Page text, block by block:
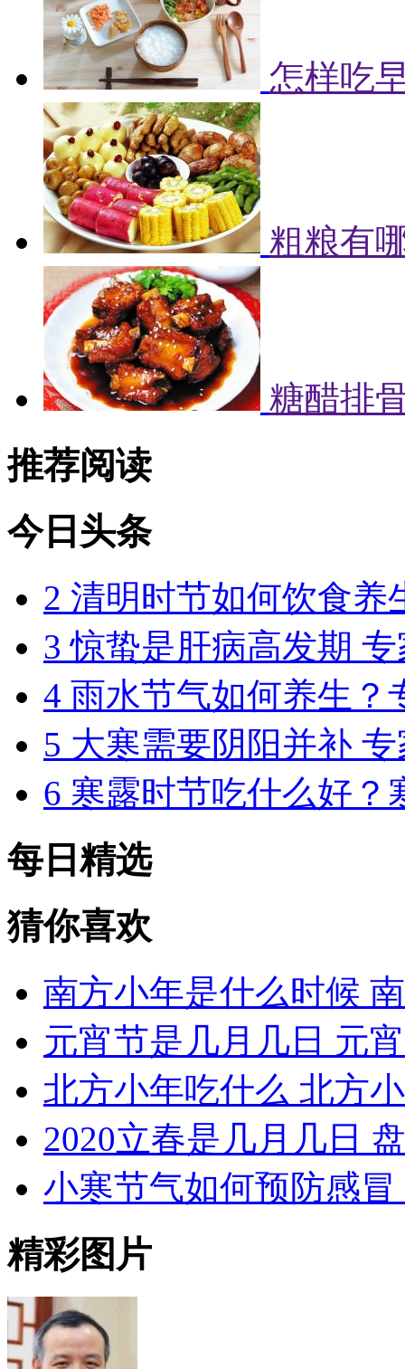
怎样吃
粗粮有
糖醋排
推荐阅读
今日头条
2 清明时节如何饮食养
3 惊蛰是肝病高发期
4 雨水节气如何养生？
5 大寒需要阴阳并补
6 寒露时节吃什么好？
每日精选
猜你喜欢
南方小年是什么时候
元宵节是几月几日 元
北方小年吃什么 北方
2020立春是几月几日
小寒节气如何预防感
精彩图片